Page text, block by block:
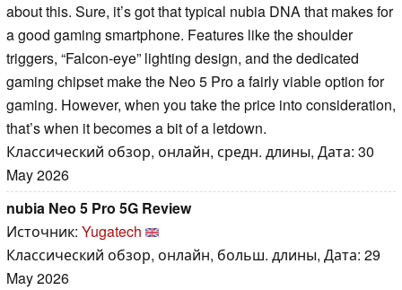
about this. Sure, it’s got that typical nubia DNA that makes for
a good gaming smartphone. Features like the shoulder
triggers, “Falcon-eye” lighting design, and the dedicated
gaming chipset make the Neo 5 Pro a fairly viable option for
gaming. However, when you take the price into consideration,
that’s when it becomes a bit of a letdown.
Классический обзор, онлайн, средн. длины, Дата: 30
May 2026
nubia Neo 5 Pro 5G Review
Источник: Yugatech
Классический обзор, онлайн, больш. длины, Дата: 29
May 2026